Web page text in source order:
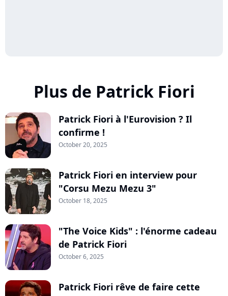
Plus de Patrick Fiori
Patrick Fiori à l'Eurovision ? Il
confirme !
October 20, 2025
Patrick Fiori en interview pour
"Corsu Mezu Mezu 3"
October 18, 2025
"The Voice Kids" : l'énorme cadeau
de Patrick Fiori
October 6, 2025
Patrick Fiori rêve de faire cette